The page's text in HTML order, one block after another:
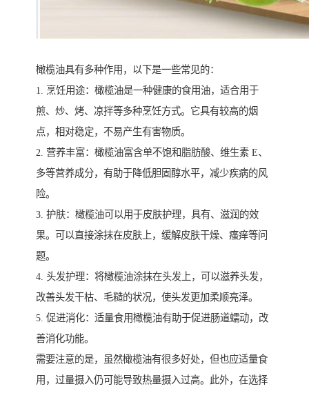
橄榄油具有多种作用，以下是一些常见的：
1. 烹饪用途：橄榄油是一种健康的食用油，适合用于
煎、炒、烤、凉拌等多种烹饪方式。它具有较高的烟
点，相对稳定，不易产生有害物质。
2. 营养丰富：橄榄油富含单不饱和脂肪酸、维生素 E、
多等营养成分，有助于降低胆固醇水平，减少疾病的风
险。
3. 护肤：橄榄油可以用于皮肤护理，具有、滋润的效
果。可以直接涂抹在皮肤上，缓解皮肤干燥、瘙痒等问
题。
4. 头发护理：将橄榄油涂抹在头发上，可以滋养头发，
改善头发干枯、毛糙的状况，使头发更加柔顺亮泽。
5. 促进消化：适量食用橄榄油有助于促进肠道蠕动，改
善消化功能。
需要注意的是，虽然橄榄油有很多好处，但也应适量食
用，过量摄入仍可能导致热量摄入过高。此外，在选择